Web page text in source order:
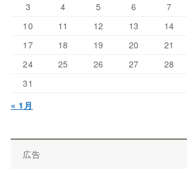
3
4 5 6 7
10
11 12 13 14
17
18 19 20 21
24
25 26 27 28
31
« 1月
広告